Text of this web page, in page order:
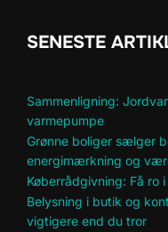
SENESTE
Sammenligning:
varmepumpe
Grønne boliger sælger
energimærkning og
Køberrådgivning: Få ro
Belysning i butik og
vigtigere end du tror